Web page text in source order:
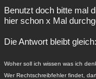
Astronomie
Übersichten
Besucht
Benutzt doch bitte mal
hier schon x Mal
Die Antwort bleibt
Woher soll ich wissen was ich
Wer Rechtschreibfehler findet,